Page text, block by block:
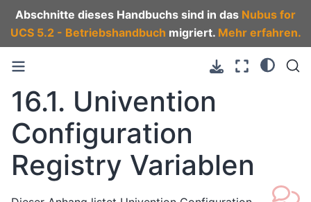
Abschnitte dieses Handbuchs sind in das Nubus for
UCS 5.2 - Betriebshandbuch migriert. Mehr erfahren.
16.1. Univention
Configuration
Registry Variablen